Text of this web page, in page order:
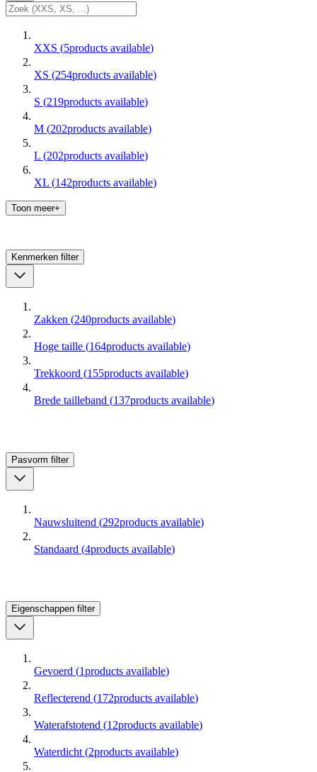
XXS (5products available)
XS (254products available)
S (219products available)
M (202products available)
L (202products available)
XL (142products available)
Toon meer+
Kenmerken filter
Zakken (240products available)
Hoge taille (164products available)
Trekkoord (155products available)
Brede tailleband (137products available)
Pasvorm filter
Nauwsluitend (292products available)
Standaard (4products available)
Eigenschappen filter
Gevoerd (1products available)
Reflecterend (172products available)
Waterafstotend (12products available)
Waterdicht (2products available)